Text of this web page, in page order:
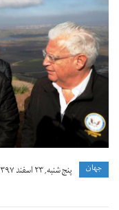
جهان پنج شنبه, ۲۳ اسفند ۱۳۹۷ ۱۴:۵۸